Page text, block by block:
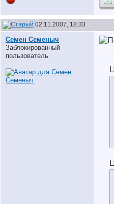
02.11.2007, 18:33
Семен Семеныч
Заблокированный
пользователь